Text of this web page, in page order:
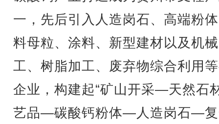
一，先后引入人造岗石、高端粉
料母粒、涂料、新型建材以及机
工、树脂加工、废弃物综合利用
企业，构建起“矿山开采—天然石
艺品—碳酸钙粉体—人造岗石—